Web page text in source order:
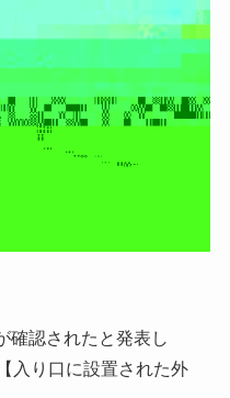
確認されたと発表し
入り口に設置された外